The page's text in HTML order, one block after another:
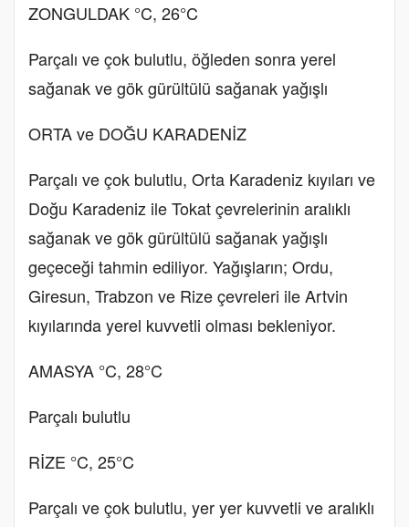
ZONGULDAK °C, 26°C
Parçalı ve çok bulutlu, öğleden sonra yerel
sağanak ve gök gürültülü sağanak yağışlı
ORTA ve DOĞU KARADENİZ
Parçalı ve çok bulutlu, Orta Karadeniz kıyıları ve
Doğu Karadeniz ile Tokat çevrelerinin aralıklı
sağanak ve gök gürültülü sağanak yağışlı
geçeceği tahmin ediliyor. Yağışların; Ordu,
Giresun, Trabzon ve Rize çevreleri ile Artvin
kıyılarında yerel kuvvetli olması bekleniyor.
AMASYA °C, 28°C
Parçalı bulutlu
RİZE °C, 25°C
Parçalı ve çok bulutlu, yer yer kuvvetli ve aralıklı